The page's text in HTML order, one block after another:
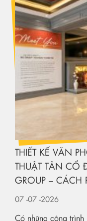
THIẾT KẾ VĂN
THUẬT TÂN CỔ
GROUP – CÁCH
KIẾN TẠO
07 -07 -2026
Có những công